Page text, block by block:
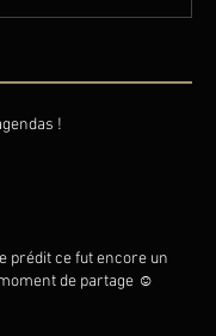
!
prédit ce fut encore un
de partage ☺️